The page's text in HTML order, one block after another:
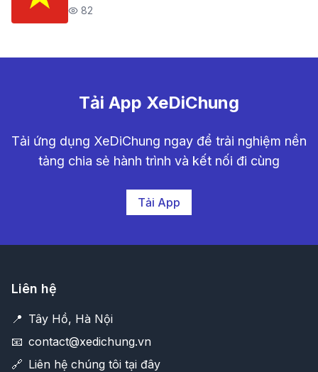
Đường
82
Tải App XeDiChung
Tải ứng dụng XeDiChung ngay để trải nghiệm nền
tảng chia sẻ hành trình và kết nối đi cùng
Tải App
Liên hệ
📍 Tây Hồ, Hà Nội
📧 contact@xedichung.vn
🔗 Liên hệ chúng tôi tại đây